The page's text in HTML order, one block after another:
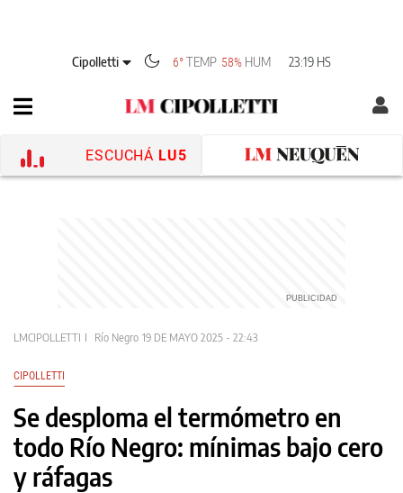
Cipolletti 6° TEMP 58% HUM 23:19 HS
ESCUCHÁ LU5
LMCIPOLLETTI Río Negro 19 DE MAYO 2025 - 22:43
CIPOLLETTI
Se desploma el termómetro en
todo Río Negro: mínimas bajo cero
y ráfagas